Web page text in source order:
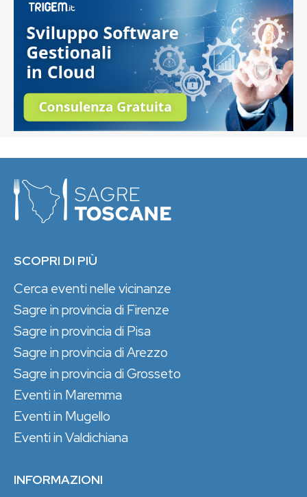
SCOPRI DI PIÙ
Cerca eventi nelle vicinanze
Sagre in provincia di Firenze
Sagre in provincia di Pisa
Sagre in provincia di Arezzo
Sagre in provincia di Grosseto
Eventi in Maremma
Eventi in Mugello
Eventi in Valdichiana
INFORMAZIONI